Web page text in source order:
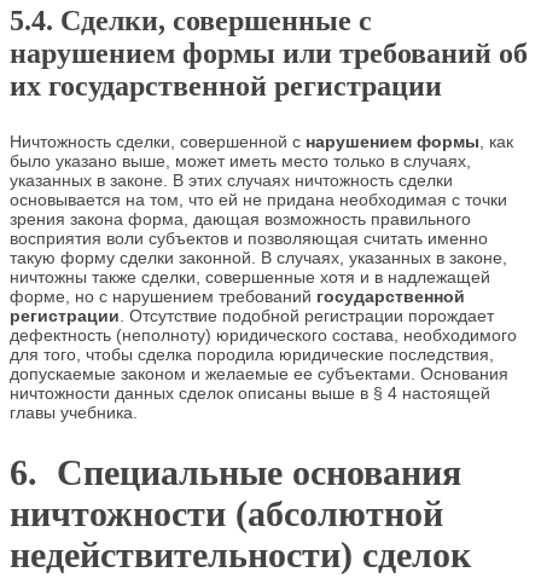
5.4. Сделки, совершенные с
нарушением формы или требований об
их государственной регистрации
Ничтожность сделки, совершенной с нарушением формы, как
было указано выше, может иметь место только в случаях,
указанных в законе. В этих случаях ничтожность сделки
основывается на том, что ей не придана необходимая с точки
зрения закона форма, дающая возможность правильного
восприятия воли субъектов и позволяющая считать именно
такую форму сделки законной. В случаях, указанных в законе,
ничтожны также сделки, совершенные хотя и в надлежащей
форме, но с нарушением требований государственной
регистрации. Отсутствие подобной регистрации порождает
дефектность (неполноту) юридического состава, необходимого
для того, чтобы сделка породила юридические последствия,
допускаемые законом и желаемые ее субъектами. Основания
ничтожности данных сделок описаны выше в § 4 настоящей
главы учебника.
6. Специальные основания
ничтожности (абсолютной
недействительности) сделок